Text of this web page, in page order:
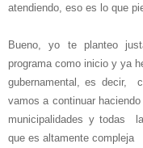
atendiendo, eso es lo que
Bueno, yo te planteo
programa como inicio y ya
gubernamental, es decir,
vamos a continuar
municipalidades y todas
que es altamente compleja